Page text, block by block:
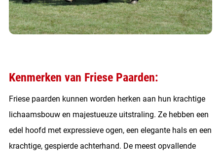
Kenmerken van Friese Paarden:
Friese paarden kunnen worden herken aan hun krachtige
lichaamsbouw en majestueuze uitstraling. Ze hebben een
edel hoofd met expressieve ogen, een elegante hals en een
krachtige, gespierde achterhand. De meest opvallende